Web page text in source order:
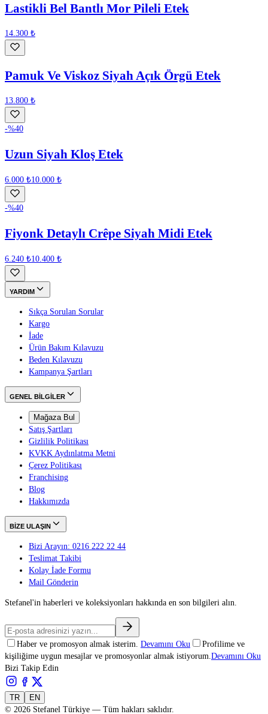
Lastikli Bel Bantlı Mor Pileli Etek
14.300 ₺
Pamuk Ve Viskoz Siyah Açık Örgü Etek
13.800 ₺
-%40
Uzun Siyah Kloş Etek
6.000 ₺10.000 ₺
-%40
Fiyonk Detaylı Crêpe Siyah Midi Etek
6.240 ₺10.400 ₺
YARDIM
Sıkça Sorulan Sorular
Kargo
İade
Ürün Bakım Kılavuzu
Beden Kılavuzu
Kampanya Şartları
GENEL BİLGİLER
Mağaza Bul
Satış Şartları
Gizlilik Politikası
KVKK Aydınlatma Metni
Çerez Politikası
Franchising
Blog
Hakkımızda
BİZE ULAŞIN
Bizi Arayın: 0216 222 22 44
Teslimat Takibi
Kolay İade Formu
Mail Gönderin
Stefanel'in haberleri ve koleksiyonları hakkında en son bilgileri alın.
Haber ve promosyon almak isterim. Devamını Oku
Profilime ve
kişiliğime uygun mesajlar ve promosyonlar almak istiyorum. Devamını Oku
Bizi Takip Edin
TR
EN
© 2026 Stefanel Türkiye — Tüm hakları saklıdır.